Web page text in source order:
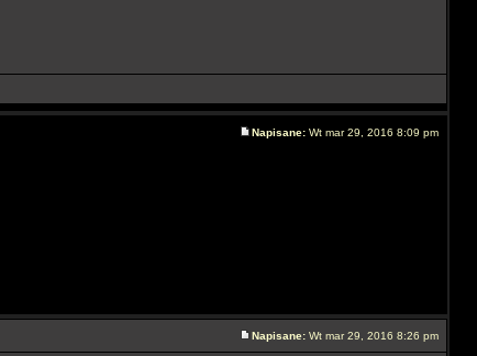
Napisane: Wt mar 29, 2016 8:09 pm
Napisane: Wt mar 29, 2016 8:26 pm